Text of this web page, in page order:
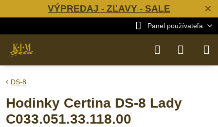
✕
VÝPREDAJ - ZĽAVY - SALE
Panel používateľa
DS-8
Hodinky Certina DS-8 Lady
C033.051.33.118.00